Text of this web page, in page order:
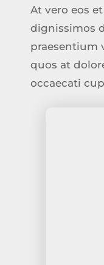
At vero eos
dignissimos
praesentium
quos at
occaecati